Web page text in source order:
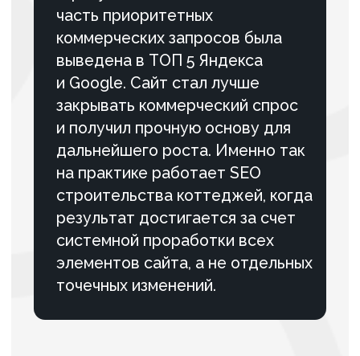
За 6 месяцев усилили поисковую
видимость сайта, повысили
позиции по коммерческим
запросам и создали основу для
стабильного роста органического
трафика и продаж.
ПОДРОБНЕЕ
Как мы в 2 раза увеличили
количество запросов
интернет-магазина
картриджей в ТОП 10 Google
по Москве
#SEO
#Интернет-магазин